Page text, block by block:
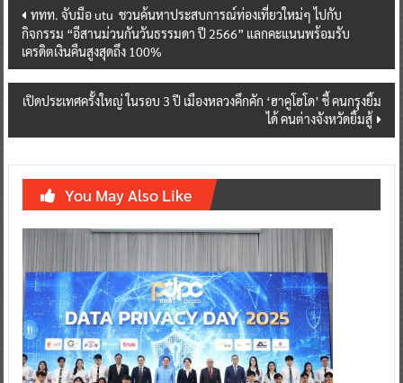
Post
navigation
ททท. จับมือ utu ชวนค้นหาประสบการณ์ท่องเที่ยวใหม่ๆ ไปกับ
กิจกรรม “อีสานม่วนกันวันธรรมดา ปี 2566” แลกคะแนนพร้อมรับ
เครดิตเงินคืนสูงสุดถึง 100%
เปิดประเทศครั้งใหญ่ ในรอบ 3 ปี เมืองหลวงคึกคัก ‘ฮาคูโฮโด’ ชี้ คนกรุงยิ้ม
ได้ คนต่างจังหวัดยิ้มสู้
You May Also Like